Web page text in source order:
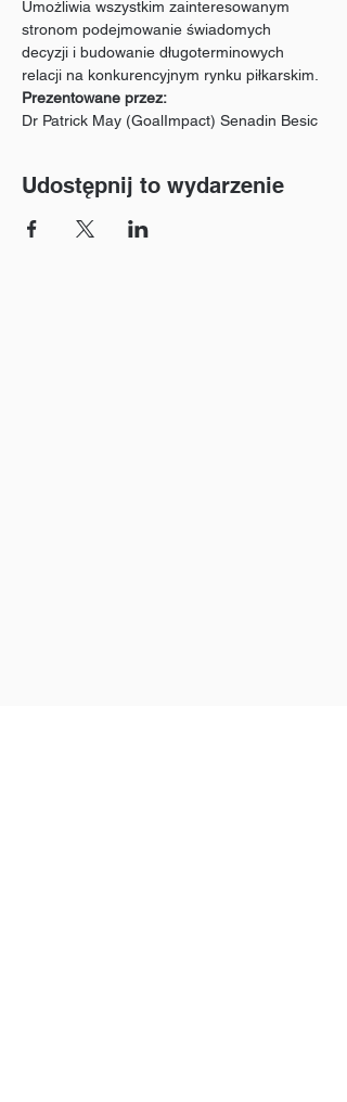
Umożliwia wszystkim zainteresowanym
stronom podejmowanie świadomych
decyzji i budowanie długoterminowych
relacji na konkurencyjnym rynku piłkarskim.
Prezentowane przez:
Dr Patrick May (GoalImpact) Senadin Besic
Udostępnij to wydarzenie